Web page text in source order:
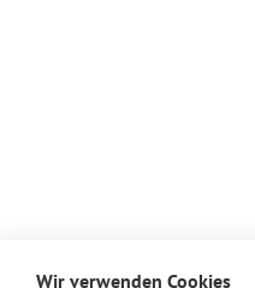
Wir verwenden Cookies